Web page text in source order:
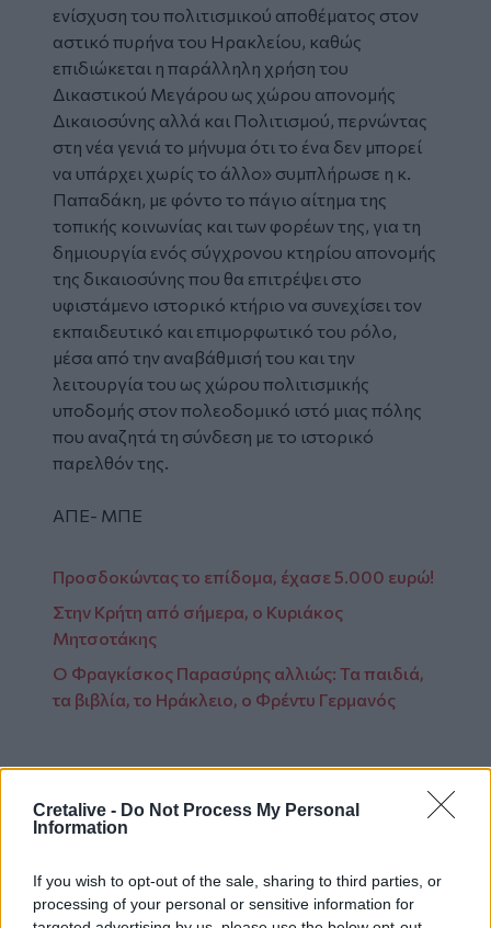
Cretalive - Do Not Process My Personal
Information
If you wish to opt-out of the sale, sharing to third parties, or
processing of your personal or sensitive information for
ενίσχυση του πολιτισμικού αποθέματος στον
αστικό πυρήνα του Ηρακλείου, καθώς
επιδιώκεται η παράλληλη χρήση του
Δικαστικού Μεγάρου ως χώρου απονομής
Δικαιοσύνης αλλά και Πολιτισμού, περνώντας
στη νέα γενιά το μήνυμα ότι το ένα δεν μπορεί
να υπάρχει χωρίς το άλλο» συμπλήρωσε η κ.
Παπαδάκη, με φόντο το πάγιο αίτημα της
τοπικής κοινωνίας και των φορέων της, για τη
δημιουργία ενός σύγχρονου κτηρίου απονομής
της δικαιοσύνης που θα επιτρέψει στο
υφιστάμενο ιστορικό κτήριο να συνεχίσει τον
εκπαιδευτικό και επιμορφωτικό του ρόλο,
μέσα από την αναβάθμισή του και την
λειτουργία του ως χώρου πολιτισμικής
υποδομής στον πολεοδομικό ιστό μιας πόλης
που αναζητά τη σύνδεση με το ιστορικό
παρελθόν της.
ΑΠΕ- ΜΠΕ
Προσδοκώντας το επίδομα, έχασε 5.000 ευρώ!
Στην Κρήτη από σήμερα, ο Κυριάκος
Μητσοτάκης
Ο Φραγκίσκος Παρασύρης αλλιώς: Τα παιδιά,
τα βιβλία, το Ηράκλειο, ο Φρέντυ Γερμανός
Ακολουθήστε το Cretalive στο
Κάντε εγγραφή στο κανάλι μας στοYouTube